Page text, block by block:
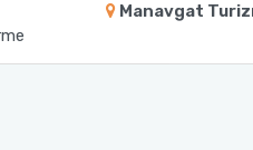
Manavgat